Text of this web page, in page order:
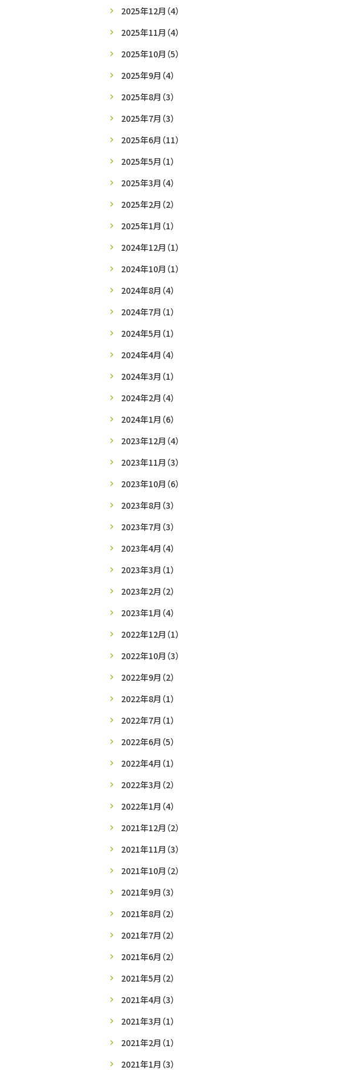
2025年12月 （4）
2025年11月 （4）
2025年10月 （5）
2025年9月 （4）
2025年8月 （3）
2025年7月 （3）
2025年6月 （11）
2025年5月 （1）
2025年3月 （4）
2025年2月 （2）
2025年1月 （1）
2024年12月 （1）
2024年10月 （1）
2024年8月 （4）
2024年7月 （1）
2024年5月 （1）
2024年4月 （4）
2024年3月 （1）
2024年2月 （4）
2024年1月 （6）
2023年12月 （4）
2023年11月 （3）
2023年10月 （6）
2023年8月 （3）
2023年7月 （3）
2023年4月 （4）
2023年3月 （1）
2023年2月 （2）
2023年1月 （4）
2022年12月 （1）
2022年10月 （3）
2022年9月 （2）
2022年8月 （1）
2022年7月 （1）
2022年6月 （5）
2022年4月 （1）
2022年3月 （2）
2022年1月 （4）
2021年12月 （2）
2021年11月 （3）
2021年10月 （2）
2021年9月 （3）
2021年8月 （2）
2021年7月 （2）
2021年6月 （2）
2021年5月 （2）
2021年4月 （3）
2021年3月 （1）
2021年2月 （1）
2021年1月 （3）